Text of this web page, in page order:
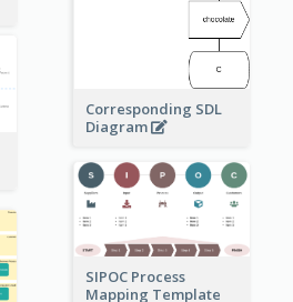
Corresponding SDL
Diagram
SIPOC Process
Mapping Template